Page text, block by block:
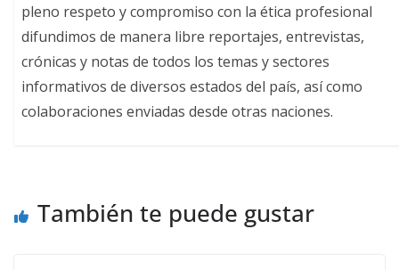
pleno respeto y compromiso con la ética profesional
difundimos de manera libre reportajes, entrevistas,
crónicas y notas de todos los temas y sectores
informativos de diversos estados del país, así como
colaboraciones enviadas desde otras naciones.
También te puede gustar